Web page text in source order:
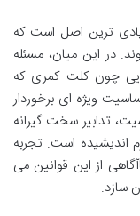
ترین اصل است که
در این میان، مسئله
چون کلت کمری که
ویژه ای برخوردار
تدابیر سخت گیرانه
اندیشیده است. تجربه
از این قوانین می
سازد.